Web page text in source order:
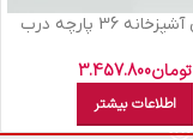
سرويس آشپزخانه 36 پارچه درب
تومان3.457.800
اطلاعات بیشتر